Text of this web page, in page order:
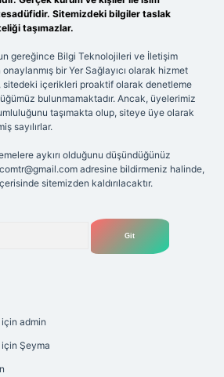
Sitemizdeki bilgiler taslak
taşımazlar.
gereğince Bilgi Teknolojileri ve İletişim
bir Yer Sağlayıcı olarak hizmet
sitedeki içerikleri proaktif olarak denetleme
bulunmamaktadır. Ancak, üyelerimiz
taşımakta olup, siteye üye olarak
sayılırlar.
aykırı olduğunu düşündüğünüz
adresine bildirmeniz halinde,
sitemizden kaldırılacaktır.
için admin
için Şeyma